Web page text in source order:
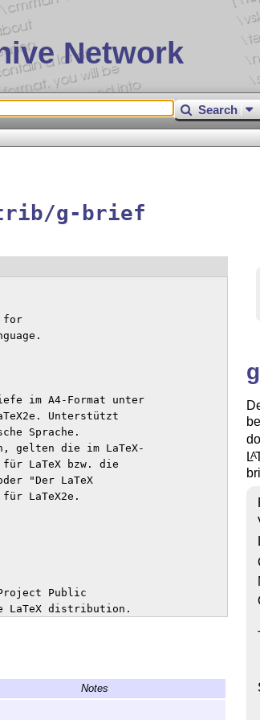
Network
Search
g-brief
for
im A4-Format unter
Unterstützt
Sprache.
gelten die im LaTeX-
für LaTeX bzw. die
"Der LaTeX
LaTeX2e.
Public
LaTeX distribution.
Notes
LA